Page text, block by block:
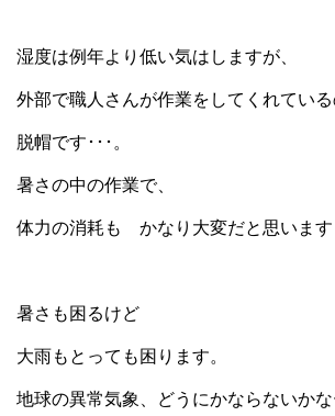
湿度は例年より低い気はしますが、
外部で職人さんが作業をしてくれてい
脱帽です･･･。
暑さの中の作業で、
体力の消耗も かなり大変だと思います
暑さも困るけど
大雨もとっても困ります。
地球の異常気象、どうにかならないか